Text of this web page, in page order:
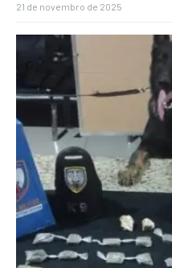
21 de novembro de 2025